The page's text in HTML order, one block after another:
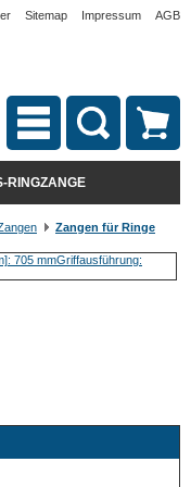
Sitemap Impressum AGB
RINGZANGE
Zangen für Ringe